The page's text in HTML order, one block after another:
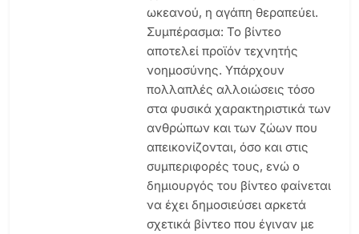
ωκεανού, η αγάπη θεραπεύει.
Συμπέρασμα: Το βίντεο
αποτελεί προϊόν τεχνητής
νοημοσύνης. Υπάρχουν
πολλαπλές αλλοιώσεις τόσο
στα φυσικά χαρακτηριστικά των
ανθρώπων και των ζώων που
απεικονίζονται, όσο και στις
συμπεριφορές τους, ενώ ο
δημιουργός του βίντεο φαίνεται
να έχει δημοσιεύσει αρκετά
σχετικά βίντεο που έγιναν με